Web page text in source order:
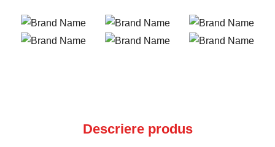
Descriere produs